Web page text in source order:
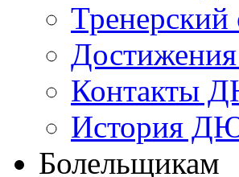
Тренерский
Контакты
История
Болельщикам